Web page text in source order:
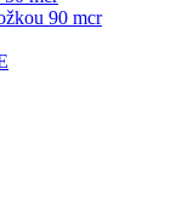
90 mcr